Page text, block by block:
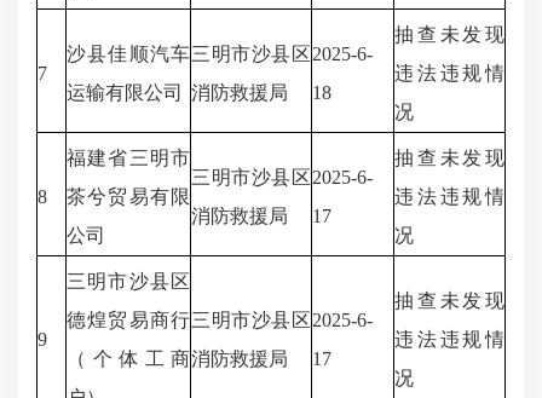
7
沙县佳顺汽车
运输有限公司
三明市沙县区
消防救援局
2025-6-
18
抽查未发现
违法违规情
况
8
福建省三明市
茶兮贸易有限
公司
三明市沙县区
消防救援局
2025-6-
17
抽查未发现
违法违规情
况
9
三明市沙县区
德煌贸易商行
（个体工商
三明市沙县区
消防救援局
2025-6-
17
抽查未发现
违法违规情
况